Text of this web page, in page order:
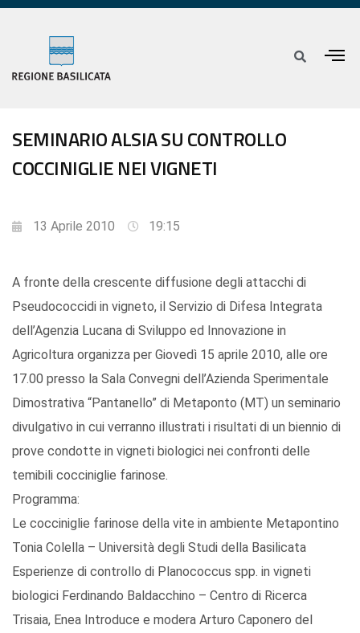
SEMINARIO ALSIA SU CONTROLLO
COCCINIGLIE NEI VIGNETI
13 Aprile 2010 19:15
A fronte della crescente diffusione degli attacchi di
Pseudococcidi in vigneto, il Servizio di Difesa Integrata
dell’Agenzia Lucana di Sviluppo ed Innovazione in
Agricoltura organizza per Giovedì 15 aprile 2010, alle ore
17.00 presso la Sala Convegni dell’Azienda Sperimentale
Dimostrativa “Pantanello” di Metaponto (MT) un seminario
divulgativo in cui verranno illustrati i risultati di un biennio di
prove condotte in vigneti biologici nei confronti delle
temibili cocciniglie farinose.
Programma:
Le cocciniglie farinose della vite in ambiente Metapontino
Tonia Colella – Università degli Studi della Basilicata
Esperienze di controllo di Planococcus spp. in vigneti
biologici Ferdinando Baldacchino – Centro di Ricerca
Trisaia, Enea Introduce e modera Arturo Caponero del